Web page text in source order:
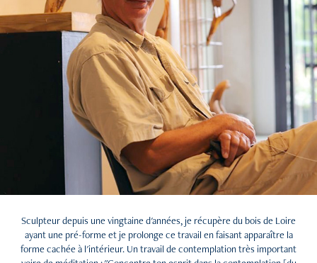
Sculpteur depuis une vingtaine d'années, je récupère du bois de Loire
ayant une pré-forme et je prolonge ce travail en faisant apparaître la
forme cachée à l'intérieur. Un travail de contemplation très important